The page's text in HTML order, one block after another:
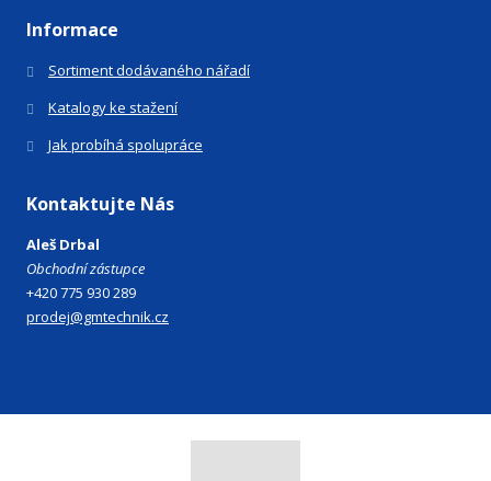
Informace
Sortiment dodávaného nářadí
Katalogy ke stažení
Jak probíhá spolupráce
Kontaktujte Nás
Aleš Drbal
Obchodní zástupce
+420 775 930 289
prodej@gmtechnik.cz